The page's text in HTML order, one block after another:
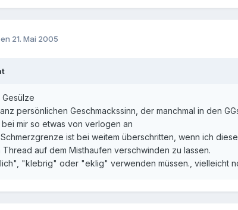
21. Mai 2005
persönlichen Geschmackssinn, der manchmal in den
bei mir so etwas von verlogen an
ist bei weitem überschritten, wenn ich
Thread auf dem Misthaufen verschwinden zu lassen.
"klebrig" oder "eklig" verwenden müssen., vielleicht